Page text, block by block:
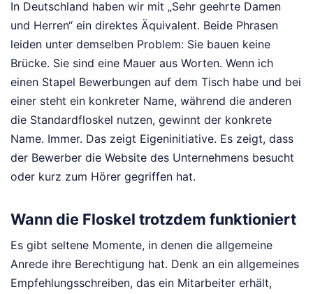
In Deutschland haben wir mit „Sehr geehrte Damen
und Herren“ ein direktes Äquivalent. Beide Phrasen
leiden unter demselben Problem: Sie bauen keine
Brücke. Sie sind eine Mauer aus Worten. Wenn ich
einen Stapel Bewerbungen auf dem Tisch habe und bei
einer steht ein konkreter Name, während die anderen
die Standardfloskel nutzen, gewinnt der konkrete
Name. Immer. Das zeigt Eigeninitiative. Es zeigt, dass
der Bewerber die Website des Unternehmens besucht
oder kurz zum Hörer gegriffen hat.
Wann die Floskel trotzdem funktioniert
Es gibt seltene Momente, in denen die allgemeine
Anrede ihre Berechtigung hat. Denk an ein allgemeines
Empfehlungsschreiben, das ein Mitarbeiter erhält,